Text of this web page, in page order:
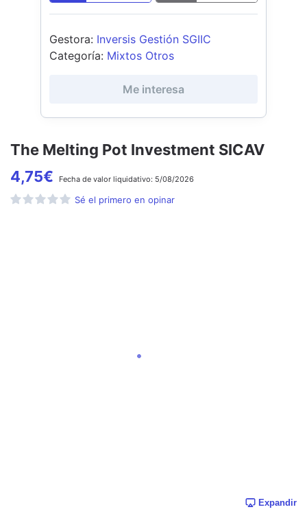
The Melting Pot Investment SICAV
4,75€ Fecha de valor liquidativo: 5/08/2026
Sé el primero en opinar
Expandir
Gestora: Inversis Gestión SGIIC
Categoría: Mixtos Otros
Me interesa